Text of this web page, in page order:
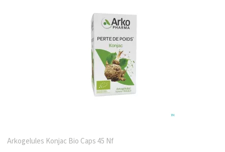
Arkogelules Konjac Bio Caps 45 Nf